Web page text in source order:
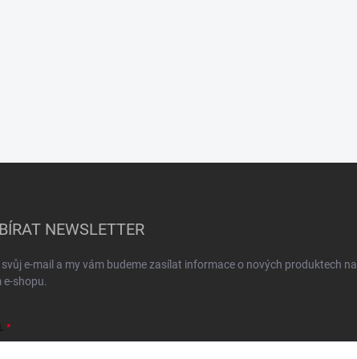
NEWSLETTER
e-mail a my vám budeme zasílat informace o nových produktech na
e-shopu.